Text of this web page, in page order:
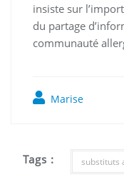
insiste sur
du partage
communauté
Marise
Tags : substituts